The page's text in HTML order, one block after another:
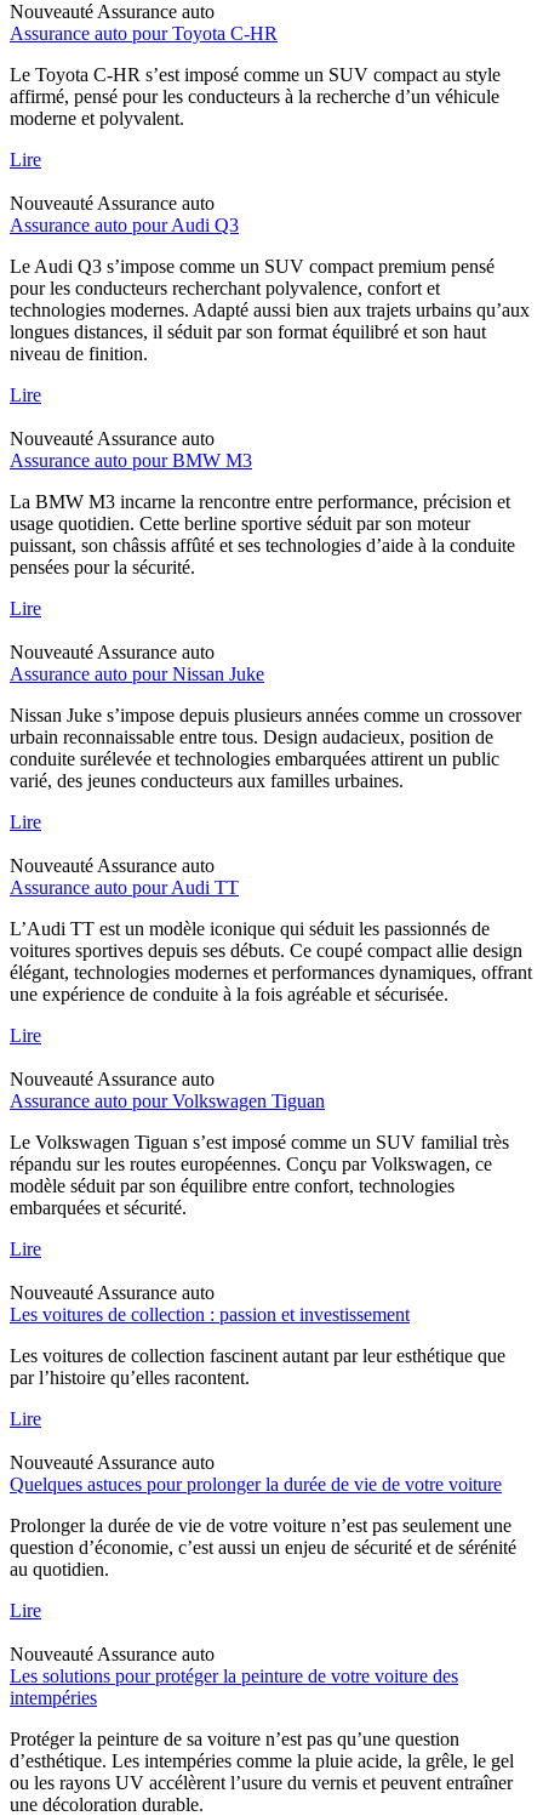
Nouveauté Assurance auto
Assurance auto pour Toyota C-HR
Le Toyota C-HR s’est imposé comme un SUV compact au style
affirmé, pensé pour les conducteurs à la recherche d’un véhicule
moderne et polyvalent.
Lire
Nouveauté Assurance auto
Assurance auto pour Audi Q3
Le Audi Q3 s’impose comme un SUV compact premium pensé
pour les conducteurs recherchant polyvalence, confort et
technologies modernes. Adapté aussi bien aux trajets urbains qu’aux
longues distances, il séduit par son format équilibré et son haut
niveau de finition.
Lire
Nouveauté Assurance auto
Assurance auto pour BMW M3
La BMW M3 incarne la rencontre entre performance, précision et
usage quotidien. Cette berline sportive séduit par son moteur
puissant, son châssis affûté et ses technologies d’aide à la conduite
pensées pour la sécurité.
Lire
Nouveauté Assurance auto
Assurance auto pour Nissan Juke
Nissan Juke s’impose depuis plusieurs années comme un crossover
urbain reconnaissable entre tous. Design audacieux, position de
conduite surélevée et technologies embarquées attirent un public
varié, des jeunes conducteurs aux familles urbaines.
Lire
Nouveauté Assurance auto
Assurance auto pour Audi TT
L’Audi TT est un modèle iconique qui séduit les passionnés de
voitures sportives depuis ses débuts. Ce coupé compact allie design
élégant, technologies modernes et performances dynamiques, offrant
une expérience de conduite à la fois agréable et sécurisée.
Lire
Nouveauté Assurance auto
Assurance auto pour Volkswagen Tiguan
Le Volkswagen Tiguan s’est imposé comme un SUV familial très
répandu sur les routes européennes. Conçu par Volkswagen, ce
modèle séduit par son équilibre entre confort, technologies
embarquées et sécurité.
Lire
Nouveauté Assurance auto
Les voitures de collection : passion et investissement
Les voitures de collection fascinent autant par leur esthétique que
par l’histoire qu’elles racontent.
Lire
Nouveauté Assurance auto
Quelques astuces pour prolonger la durée de vie de votre voiture
Prolonger la durée de vie de votre voiture n’est pas seulement une
question d’économie, c’est aussi un enjeu de sécurité et de sérénité
au quotidien.
Lire
Nouveauté Assurance auto
Les solutions pour protéger la peinture de votre voiture des
intempéries
Protéger la peinture de sa voiture n’est pas qu’une question
d’esthétique. Les intempéries comme la pluie acide, la grêle, le gel
ou les rayons UV accélèrent l’usure du vernis et peuvent entraîner
une décoloration durable.